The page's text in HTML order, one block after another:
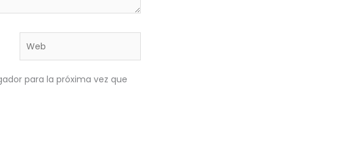
para la próxima vez que